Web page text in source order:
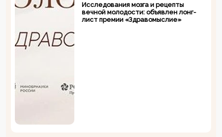
Исследования мозга и рецепты
вечной молодости: объявлен лонг-
лист премии «Здравомыслие»